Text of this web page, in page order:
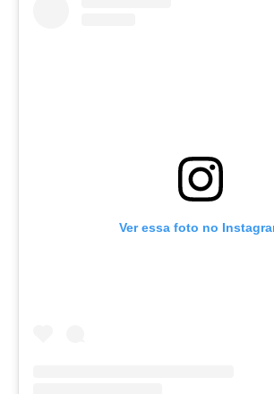
Ver essa foto no